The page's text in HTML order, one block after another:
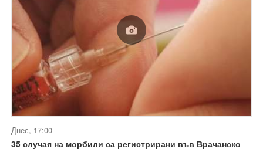
Днес, 17:00
35 случая на морбили са регистрирани във Врачанско